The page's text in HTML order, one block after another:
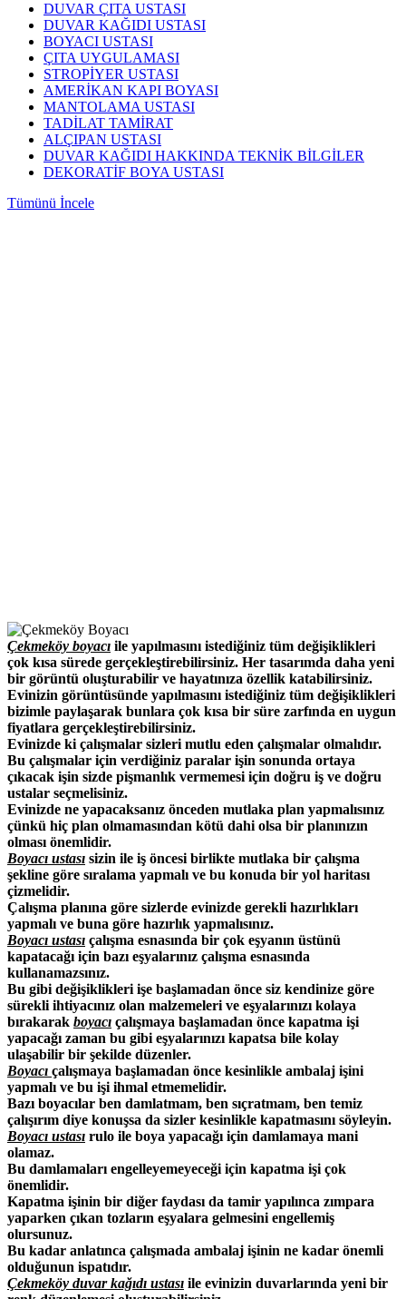
DUVAR ÇITA USTASI
DUVAR KAĞIDI USTASI
BOYACI USTASI
ÇITA UYGULAMASI
STROPİYER USTASI
AMERİKAN KAPI BOYASI
MANTOLAMA USTASI
TADİLAT TAMİRAT
ALÇIPAN USTASI
DUVAR KAĞIDI HAKKINDA TEKNİK BİLGİLER
DEKORATİF BOYA USTASI
Tümünü İncele
Çekmeköy boyacı ile yapılmasını istediğiniz tüm değişiklikleri
çok kısa sürede gerçekleştirebilirsiniz. Her tasarımda daha yeni
bir görüntü oluşturabilir ve hayatınıza özellik katabilirsiniz.
Evinizin görüntüsünde yapılmasını istediğiniz tüm değişiklikleri
bizimle paylaşarak bunlara çok kısa bir süre zarfında en uygun
fiyatlara gerçekleştirebilirsiniz.
Evinizde ki çalışmalar sizleri mutlu eden çalışmalar olmalıdır.
Bu çalışmalar için verdiğiniz paralar işin sonunda ortaya
çıkacak işin sizde pişmanlık vermemesi için doğru iş ve doğru
ustalar seçmelisiniz.
Evinizde ne yapacaksanız önceden mutlaka plan yapmalısınız
çünkü hiç plan olmamasından kötü dahi olsa bir planınızın
olması önemlidir.
Boyacı ustası sizin ile iş öncesi birlikte mutlaka bir çalışma
şekline göre sıralama yapmalı ve bu konuda bir yol haritası
çizmelidir.
Çalışma planına göre sizlerde evinizde gerekli hazırlıkları
yapmalı ve buna göre hazırlık yapmalısınız.
Boyacı ustası çalışma esnasında bir çok eşyanın üstünü
kapatacağı için bazı eşyalarınız çalışma esnasında
kullanamazsınız.
Bu gibi değişiklikleri işe başlamadan önce siz kendinize göre
sürekli ihtiyacınız olan malzemeleri ve eşyalarınızı kolaya
bırakarak boyacı çalışmaya başlamadan önce kapatma işi
yapacağı zaman bu gibi eşyalarınızı kapatsa bile kolay
ulaşabilir bir şekilde düzenler.
Boyacı çalışmaya başlamadan önce kesinlikle ambalaj işini
yapmalı ve bu işi ihmal etmemelidir.
Bazı boyacılar ben damlatmam, ben sıçratmam, ben temiz
çalışırım diye konuşsa da sizler kesinlikle kapatmasını söyleyin.
Boyacı ustası rulo ile boya yapacağı için damlamaya mani
olamaz.
Bu damlamaları engelleyemeyeceği için kapatma işi çok
önemlidir.
Kapatma işinin bir diğer faydası da tamir yapılınca zımpara
yaparken çıkan tozların eşyalara gelmesini engellemiş
olursunuz.
Bu kadar anlatınca çalışmada ambalaj işinin ne kadar önemli
olduğunun ispatıdır.
Çekmeköy duvar kağıdı ustası ile evinizin duvarlarında yeni bir